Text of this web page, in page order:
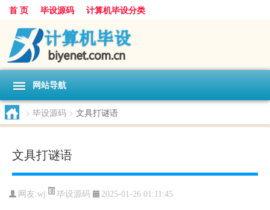
首 页 毕设源码 计算机毕设分类
网站导航
> 毕设源码 > 文具打谜语
文具打谜语
网友:wj 毕设源码 2025-01-26 01:11:45